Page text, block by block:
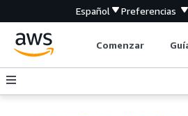
Español Preferencias
Comenzar